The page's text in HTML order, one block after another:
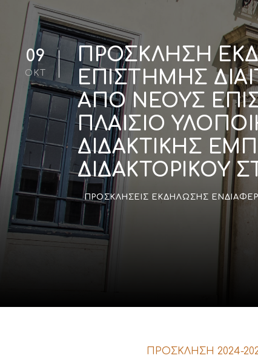
09
ΟΚΤ
ΠΡΟΣΚΛΗΣΗ
ΕΠΙΣΤΗΜΗΣ
ΑΠΟ ΝΕΟΥΣ
ΠΛΑΙΣΙΟ
ΔΙΔΑΚΤΙΚΗΣ
ΔΙΔΑΚΤΟΡΙΚΟΥ
ΠΡΟΣΚΛΉΣΕΙΣ ΕΚΔΉΛΩΣΗΣ
ΠΡΟΣΚΛΗΣΗ 2024-